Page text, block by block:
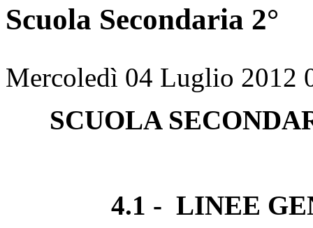
Scuola Secondaria 2°
Mercoledì 04 Luglio 2012
SCUOLA
4.1 - LINEE